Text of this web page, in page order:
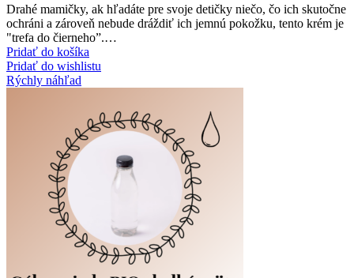
Drahé mamičky, ak hľadáte pre svoje detičky niečo, čo ich skutočne
ochráni a zároveň nebude dráždiť ich jemnú pokožku, tento krém je
"trefa do čierneho”.…
Pridať do košíka
Pridať do wishlistu
Rýchly náhľad